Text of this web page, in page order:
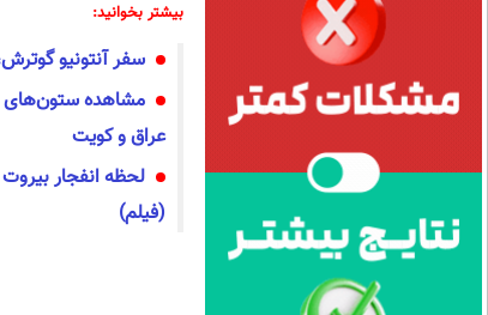
بیشتر بخوانید:
سفر آنتونیو
مشاهده ستون‌های
عراق و کویت
لحظه انفجار
(فیلم)